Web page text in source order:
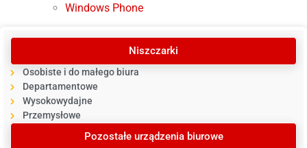
Niszczarki
Osobiste i do małego biura
Departamentowe
Wysokowydajne
Przemysłowe
Pozostałe urządzenia biurowe
Windows Phone